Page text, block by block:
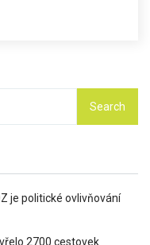
je politické ovlivňování
2700 cestovek